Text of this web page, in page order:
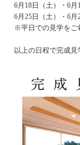
6月18日（土）・6月
6月25日（土）・6月
※平日での見学をご
以上の日程で完成